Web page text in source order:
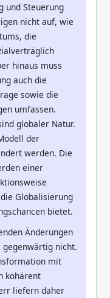
und Steuerung
nicht auf, wie
die
hinaus muss
auch die
sowie die
umfassen.
globaler Natur.
der
werden. Die
einer
Globalisierung
bietet.
Änderungen
nicht.
mit
kohärent
liefern daher